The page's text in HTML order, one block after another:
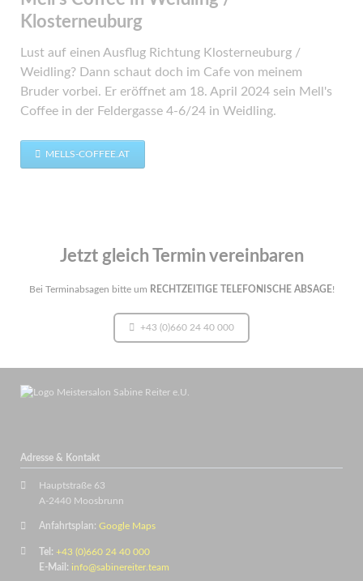
Klosterneuburg
Lust auf einen Ausflug Richtung Klosterneuburg /
Weidling? Dann schaut doch im Cafe von meinem
Bruder vorbei. Er eröffnet am 18. April 2024 sein Mell's
Coffee in der Feldergasse 4-6/24 in Weidling.
MELLS-COFFEE.AT
Jetzt gleich Termin vereinbaren
Bei Terminabsagen bitte um RECHTZEITIGE TELEFONISCHE ABSAGE!
+43 (0)660 24 40 000
Adresse & Kontakt
Hauptstraße 63
A-2440 Moosbrunn
Anfahrtsplan: Google Maps
Tel: +43 (0)660 24 40 000
E-Mail: info@sabinereiter.team